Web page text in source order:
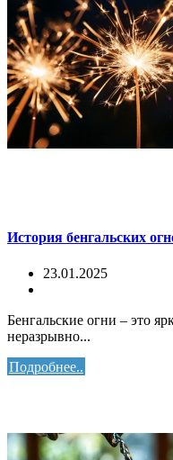
История бенгальских
23.01.2025
Бенгальские огни – это
неразрывно...
Подробнее..